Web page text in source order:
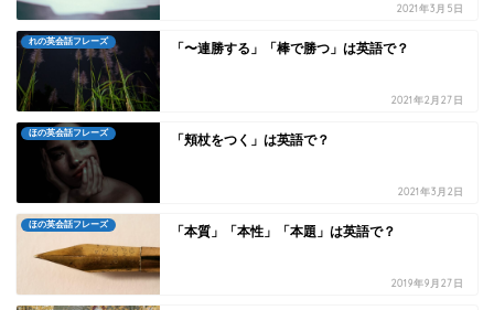
2021年3月5日
れの英会話フレーズ 「〜連勝する」「棒で勝つ」は英語で？
2021年2月27日
ほの英会話フレーズ 「頬杖をつく」は英語で？
2021年3月2日
ほの英会話フレーズ 「本質」「本性」「本題」は英語で？
2019年9月27日